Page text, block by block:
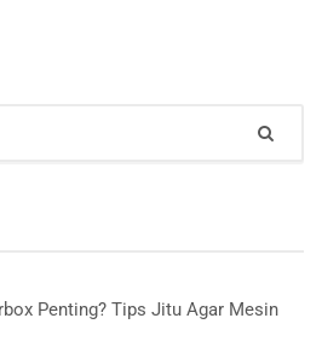
Penting? Tips Jitu Agar Mesin